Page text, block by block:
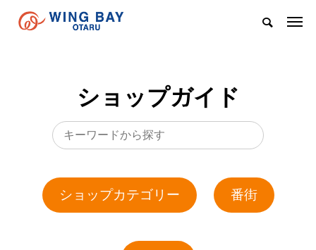
ショップガイド
ショップカテゴリー 番街